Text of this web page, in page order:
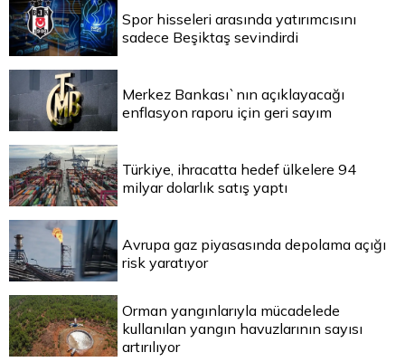
Spor hisseleri arasında yatırımcısını
sadece Beşiktaş sevindirdi
Merkez Bankası`nın açıklayacağı
enflasyon raporu için geri sayım
Türkiye, ihracatta hedef ülkelere 94
milyar dolarlık satış yaptı
Avrupa gaz piyasasında depolama açığı
risk yaratıyor
Orman yangınlarıyla mücadelede
kullanılan yangın havuzlarının sayısı
artırılıyor